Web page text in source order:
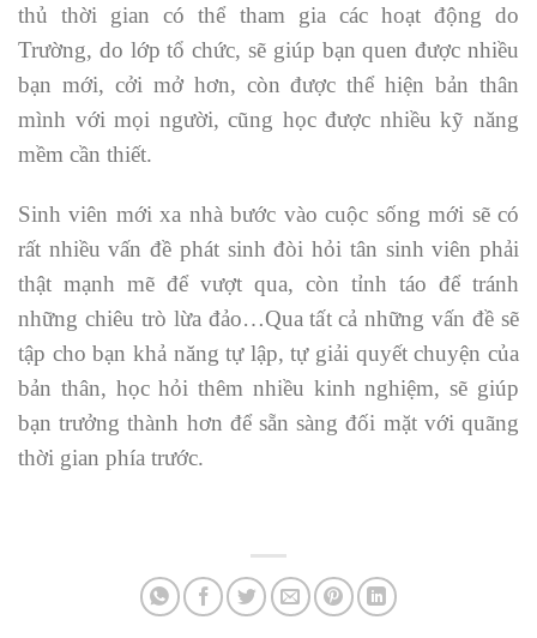
thủ thời gian có thể tham gia các hoạt động do
Trường, do lớp tổ chức, sẽ giúp bạn quen được nhiều
bạn mới, cởi mở hơn, còn được thể hiện bản thân
mình với mọi người, cũng học được nhiều kỹ năng
mềm cần thiết.
Sinh viên mới xa nhà bước vào cuộc sống mới sẽ có
rất nhiều vấn đề phát sinh đòi hỏi tân sinh viên phải
thật mạnh mẽ để vượt qua, còn tỉnh táo để tránh
những chiêu trò lừa đảo…Qua tất cả những vấn đề sẽ
tập cho bạn khả năng tự lập, tự giải quyết chuyện của
bản thân, học hỏi thêm nhiều kinh nghiệm, sẽ giúp
bạn trưởng thành hơn để sẵn sàng đối mặt với quãng
thời gian phía trước.